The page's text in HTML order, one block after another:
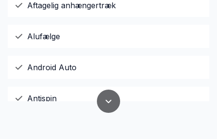
Aftagelig anhængertræk
Alufælge
Android Auto
Antispin